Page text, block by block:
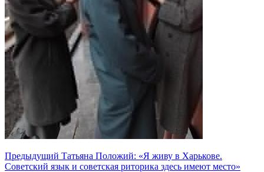
Предыдущий Татьяна Положий: «Я живу в Харькове.
Советский язык и советская риторика здесь имеют место»